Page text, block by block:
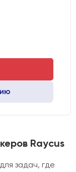
Raycus
задач, где